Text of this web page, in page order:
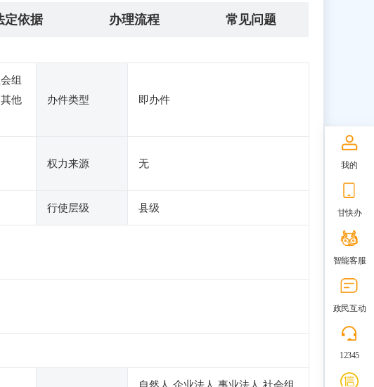
定依据 办理流程 常见问题
组
他
办件类型 即办件
权力来源 无
行使层级 县级
我的
甘快办
智能客服
政民互动
12345